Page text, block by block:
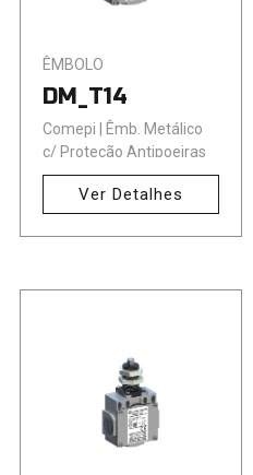
ÊMBOLO
DM_T14
Comepi | Êmb. Metálico
c/ Proteção Antipoeiras
Ver Detalhes